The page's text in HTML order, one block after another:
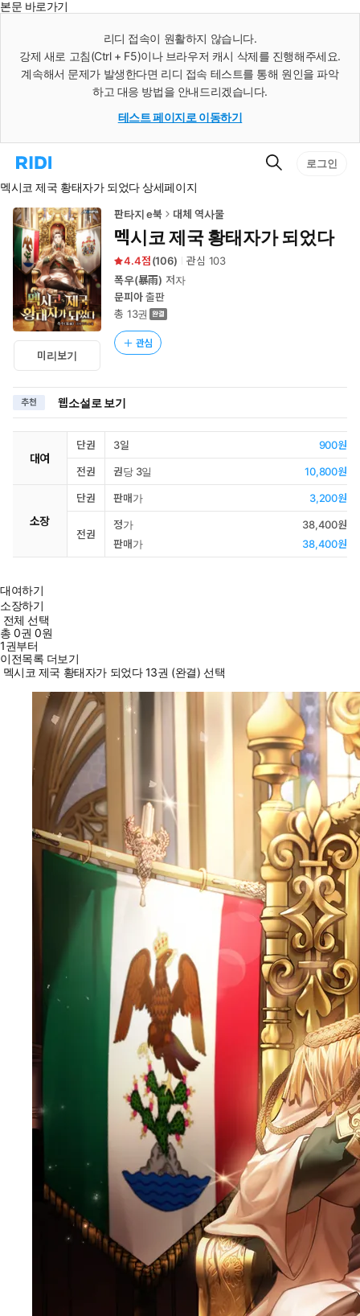
본문 바로가기
리디 접속이 원활하지 않습니다.
강제 새로 고침(Ctrl + F5)이나 브라우저 캐시 삭제를 진행해주세요.
계속해서 문제가 발생한다면 리디 접속 테스트를 통해 원인을 파악
하고 대응 방법을 안내드리겠습니다.
테스트 페이지로 이동하기
리
홈
로
이
동
검
로그인
멕시코 제국 황태자가 되었다 상세페이지
미리보기
판타지 e북 대체 역사물
멕시코 제국 황태자가 되었다
4.4 (106) 관심 103
폭우(暴雨) 저자
문피아출판
총 13권
관심
추천 웹소설로 보기
대여
단권 3일 900원
전권 권당 3일 10,800원
소장
단권 판매가 3,200원
전권
정가
38,400원
판매가
38,400원
대여하기
소장하기
전체 선택
총0권 0원
1권부터
이전목록 더보기
멕시코 제국 황태자가 되었다 13권 (완결) 선택